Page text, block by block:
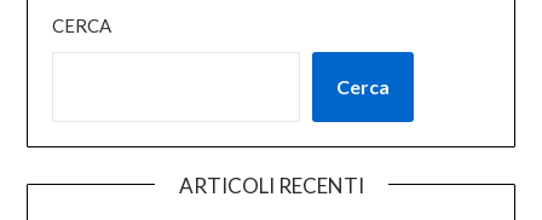
CERCA
Cerca
ARTICOLI RECENTI